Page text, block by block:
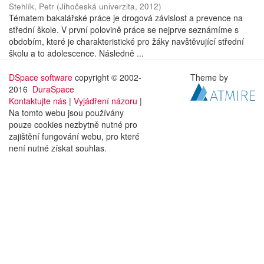
Stehlík, Petr (Jihočeská univerzita, 2012)
Tématem bakalářské práce je drogová závislost a prevence na
střední škole. V první polovině práce se nejprve seznámíme s
obdobím, které je charakteristické pro žáky navštěvující střední
školu a to adolescence. Následně ...
DSpace software copyright © 2002-
2016 DuraSpace
Kontaktujte nás | Vyjádření názoru |
Na tomto webu jsou používány
pouze cookies nezbytně nutné pro
zajištění fungování webu, pro které
není nutné získat souhlas.
Theme by